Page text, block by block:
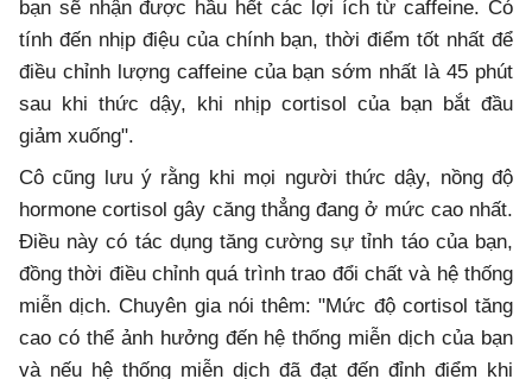
bạn sẽ nhận được hầu hết các lợi ích từ caffeine. Có
tính đến nhịp điệu của chính bạn, thời điểm tốt nhất để
điều chỉnh lượng caffeine của bạn sớm nhất là 45 phút
sau khi thức dậy, khi nhịp cortisol của bạn bắt đầu
giảm xuống".
Cô cũng lưu ý rằng khi mọi người thức dậy, nồng độ
hormone cortisol gây căng thẳng đang ở mức cao nhất.
Điều này có tác dụng tăng cường sự tỉnh táo của bạn,
đồng thời điều chỉnh quá trình trao đổi chất và hệ thống
miễn dịch. Chuyên gia nói thêm: "Mức độ cortisol tăng
cao có thể ảnh hưởng đến hệ thống miễn dịch của bạn
và nếu hệ thống miễn dịch đã đạt đến đỉnh điểm khi